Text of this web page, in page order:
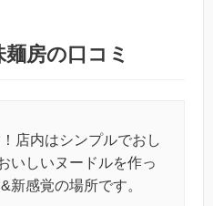
房の口コミ
店内はシンプルでおし
いしいヌードルを作っ
新感覚の場所です。